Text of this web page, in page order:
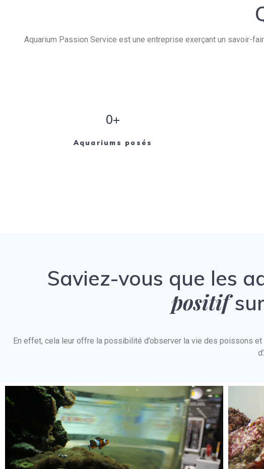
Aquarium Passion Service est une entreprise exerçant un savoir-
0+
Aquariums posés
Saviez-vous que les
positif
En effet, cela leur offre la possibilité d’observer la vie des poissons